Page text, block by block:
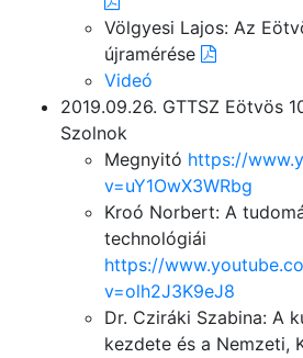
Völgyesi Lajos: Az
újramérése
Videó
2019.09.26. GTTSZ Eötvös
Szolnok
Megnyitó https://
v=uY1OwX3WRbg
Kroó Norbert: A
technológiái
https://
v=olh2J3K9eJ8
Dr. Cziráki Szabina: A
kezdete és a Nemzeti,